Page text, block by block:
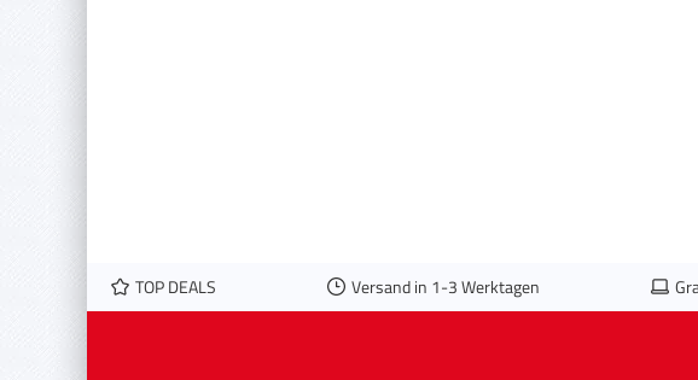
TOP DEALS Versand in 1-3 Werktagen